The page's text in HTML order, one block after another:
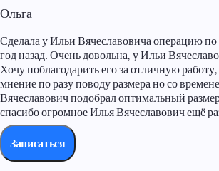
Ольга
Сделала у Ильи Вячеславовича операцию
год назад. Очень довольна, у Ильи
Хочу поблагодарить его за отличную
мнение по разу поводу размера но со
Вячеславович подобрал оптимальный
спасибо огромное Илья Вячеславович ещё
Записаться